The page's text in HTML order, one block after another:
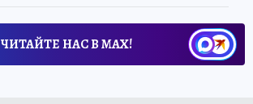
ЧИТАЙТЕ НАС В МАХ!